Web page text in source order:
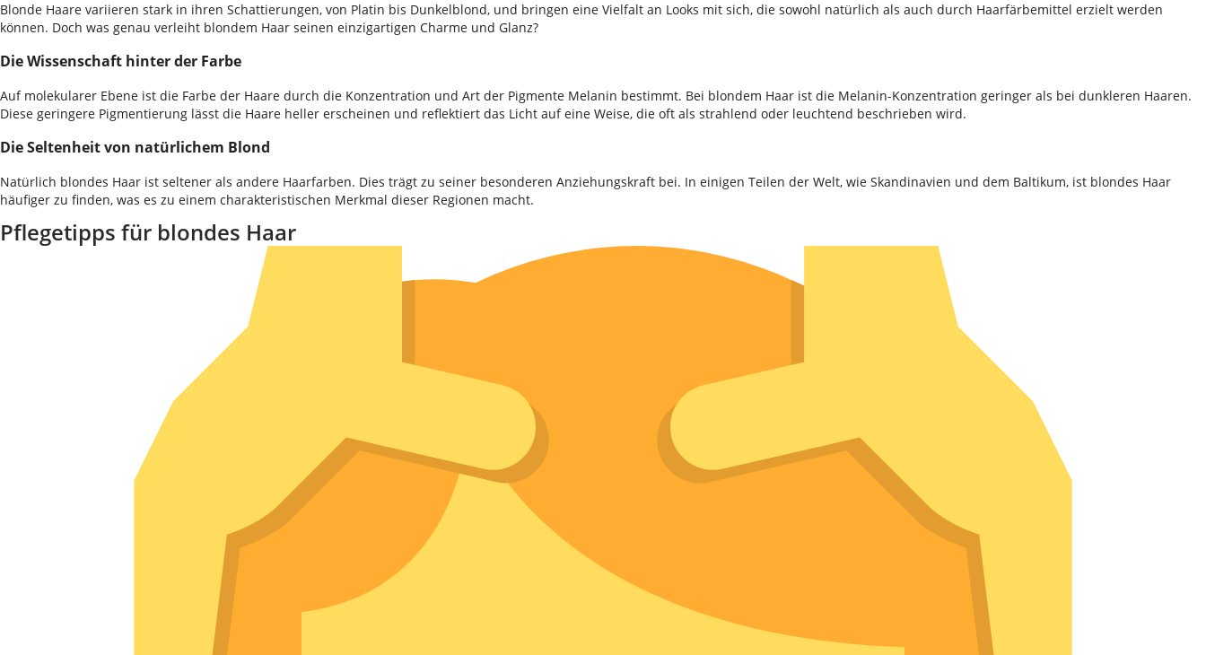
Blonde Haare variieren stark in ihren Schattierungen, von Platin bis Dunkelblond, und bringen eine Vielfalt an Looks mit sich, die sowohl natürlich als auch durch Haarfärbemittel erzielt werden
können. Doch was genau verleiht blondem Haar seinen einzigartigen Charme und Glanz?
Die Wissenschaft hinter der Farbe
Auf molekularer Ebene ist die Farbe der Haare durch die Konzentration und Art der Pigmente Melanin bestimmt. Bei blondem Haar ist die Melanin-Konzentration geringer als bei dunkleren Haaren.
Diese geringere Pigmentierung lässt die Haare heller erscheinen und reflektiert das Licht auf eine Weise, die oft als strahlend oder leuchtend beschrieben wird.
Die Seltenheit von natürlichem Blond
Natürlich blondes Haar ist seltener als andere Haarfarben. Dies trägt zu seiner besonderen Anziehungskraft bei. In einigen Teilen der Welt, wie Skandinavien und dem Baltikum, ist blondes Haar
häufiger zu finden, was es zu einem charakteristischen Merkmal dieser Regionen macht.
Pflegetipps für blondes Haar